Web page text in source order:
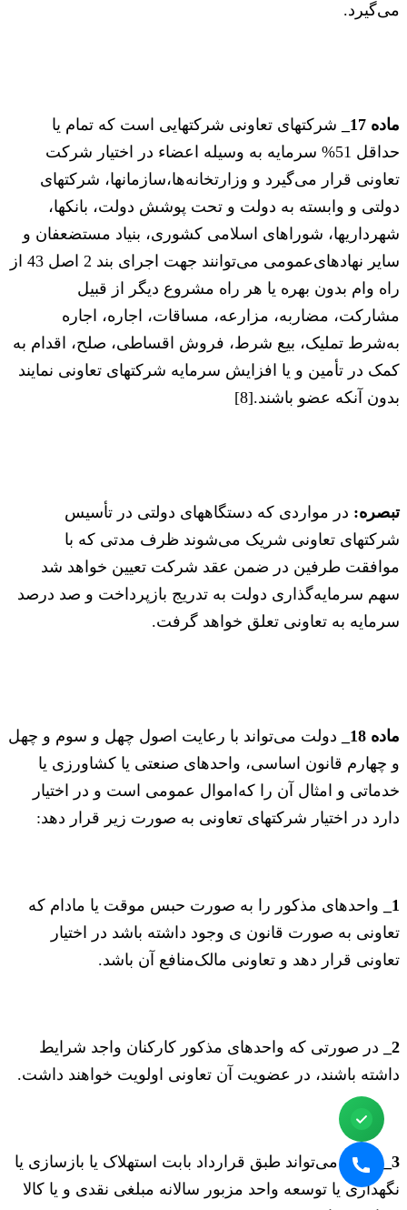
می‌گیرد.
ماده 17_
شرکتهای تعاونی شرکتهایی است که تمام یا
حداقل 51% سرمایه به وسیله اعضاء در اختیار شرکت
تعاونی قرار می‌گیرد و وزارتخانه‌ها،‌سازمانها، شرکتهای
دولتی و وابسته به دولت و تحت پوشش دولت، بانکها،
شهرداریها، شوراهای اسلامی کشوری، بنیاد مستضعفان و
سایر نهادهای‌عمومی می‌توانند جهت اجرای بند 2 اصل 43 از
راه وام بدون بهره یا هر راه مشروع دیگر از قبیل
مشارکت، مضاربه، مزارعه، مساقات، اجاره، اجاره
به‌شرط تملیک، بیع شرط، فروش اقساطی، صلح، اقدام به
کمک در تأمین و یا افزایش سرمایه شرکتهای تعاونی نمایند
بدون آنکه عضو باشند.[8]
تبصره: در مواردی که دستگاههای دولتی در تأسیس
شرکتهای تعاونی شریک می‌شوند ظرف مدتی که با
موافقت طرفین در ضمن عقد شرکت ‌تعیین خواهد شد
سهم سرمایه‌گذاری دولت به تدریج بازپرداخت و صد درصد
سرمایه به تعاونی تعلق خواهد گرفت.
ماده 18_
دولت می‌تواند با رعایت اصول چهل و سوم و چهل
و چهارم قانون اساسی، واحدهای صنعتی یا کشاورزی یا
خدماتی و امثال آن را که‌اموال عمومی است و در اختیار
دارد در اختیار شرکتهای تعاونی به صورت زیر قرار دهد:
1_
واحدهای مذکور را به صورت حبس موقت یا مادام که
تعاونی به صورت قانون ی وجود داشته باشد در اختیار
تعاونی قرار دهد و تعاونی مالک‌منافع آن باشد.
2_
در صورتی که واحدهای مذکور کارکنان واجد شرایط
داشته باشند، در عضویت آن تعاونی اولویت خواهند داشت.
3_ دولت می‌تواند طبق قرارداد بابت استهلاک یا بازسازی یا
نگهداری یا توسعه واحد مزبور سالانه مبلغی نقدی و یا کالا